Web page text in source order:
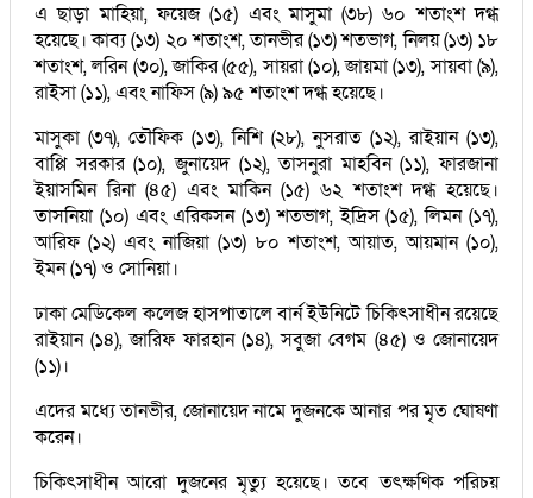
এ ছাড়া মাহিয়া, ফয়েজ (১৫) এবং মাসুমা (৩৮) ৬০ শতাংশ দগ্ধ
হয়েছে। কাব্য (১৩) ২০ শতাংশ, তানভীর (১৩) শতভাগ, নিলয় (১৩) ১৮
শতাংশ, লরিন (৩০), জাকির (৫৫), সায়রা (১০), জায়মা (১৩), সায়বা (৯),
রাইসা (১১), এবং নাফিস (৯) ৯৫ শতাংশ দগ্ধ হয়েছে।
মাসুকা (৩৭), তৌফিক (১৩), নিশি (২৮), নুসরাত (১২), রাইয়ান (১৩),
বাপ্পি সরকার (১০), জুনায়েদ (১২), তাসনুরা মাহবিন (১১), ফারজানা
ইয়াসমিন রিনা (৪৫) এবং মাকিন (১৫) ৬২ শতাংশ দগ্ধ হয়েছে।
তাসনিয়া (১০) এবং এরিকসন (১৩) শতভাগ, ইদ্রিস (১৫), লিমন (১৭),
আরিফ (১২) এবং নাজিয়া (১৩) ৮০ শতাংশ, আয়াত, আয়মান (১০),
ইমন (১৭) ও সোনিয়া।
ঢাকা মেডিকেল কলেজ হাসপাতালে বার্ন ইউনিটে চিকিৎসাধীন রয়েছে
রাইয়ান (১৪), জারিফ ফারহান (১৪), সবুজা বেগম (৪৫) ও জোনায়েদ
(১১)।
এদের মধ্যে তানভীর, জোনায়েদ নামে দুজনকে আনার পর মৃত ঘোষণা
করেন।
চিকিৎসাধীন আরো দুজনের মৃত্যু হয়েছে। তবে তৎক্ষণিক পরিচয়